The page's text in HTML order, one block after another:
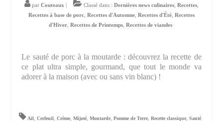
par Couteaux Classé dans : Dernières news culinaires Recettes
Recettes à base de porc Recettes d'Automne Recettes d'Été Recettes
d'Hiver, Recettes de Printemps, Recettes de viandes
Le sauté de porc à la moutarde : découvrez la recette de
ce plat ultra simple, gourmand, que tout le monde va
adorer à la maison (avec ou sans vin blanc) !
Ail,Cerfeuil,Crème,Mijoté,Moutarde,Pomme de Terre,Recette classique,Sauté